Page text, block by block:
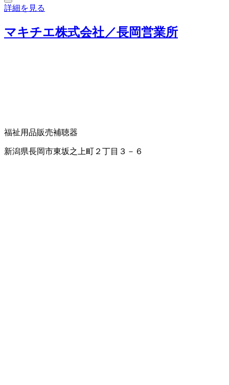
詳細を見る
マキチエ株式会社／長岡営業所
福祉用品販売補聴器
新潟県長岡市東坂之上町２丁目３－６